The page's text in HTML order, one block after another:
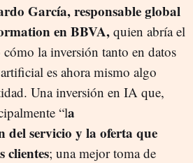
García, responsable global
en BBVA, quien abría el
la inversión tanto en datos
es ahora mismo algo
Una inversión en IA que,
“la
del servicio y la oferta que
clientes; una mejor toma de